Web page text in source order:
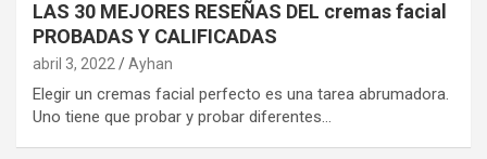
LAS 30 MEJORES RESEÑAS DEL cremas facial
PROBADAS Y CALIFICADAS
abril 3, 2022 Ayhan
Elegir un cremas facial perfecto es una tarea abrumadora.
Uno tiene que probar y probar diferentes…